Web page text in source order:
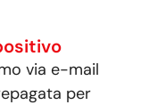
via e-mail
per